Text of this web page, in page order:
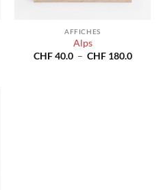
AFFICHES
Alps
CHF40.0 – CHF180.0Plage